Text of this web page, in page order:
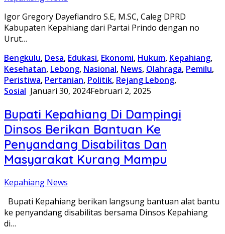
Igor Gregory Dayefiandro S.E, M.SC, Caleg DPRD
Kabupaten Kepahiang dari Partai Prindo dengan no
Urut…
Bengkulu, Desa, Edukasi, Ekonomi, Hukum, Kepahiang,
Kesehatan, Lebong, Nasional, News, Olahraga, Pemilu,
Peristiwa, Pertanian, Politik, Rejang Lebong,
Sosial Januari 30, 2024Februari 2, 2025
Bupati Kepahiang Di Dampingi
Dinsos Berikan Bantuan Ke
Penyandang Disabilitas Dan
Masyarakat Kurang Mampu
Kepahiang News
Bupati Kepahiang berikan langsung bantuan alat bantu
ke penyandang disabilitas bersama Dinsos Kepahiang
di…